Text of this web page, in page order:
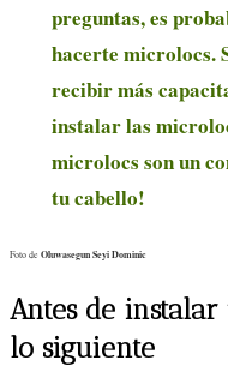
preguntas, es
hacerte microlocs.
recibir más
instalar las
microlocs son un
tu cabello!
Foto de Oluwasegun Seyi Dominic
Antes de
lo siguiente